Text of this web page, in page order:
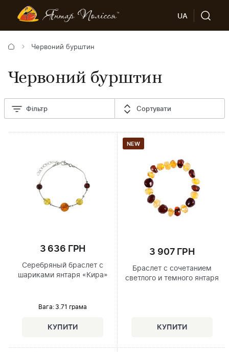
UA
Червоний бурштин
Червоний бурштин
Фільтр Сортувати
3 636 ГРН
Серебряный браслет с
шариками янтаря «Кира»
Вага: 3.71 грама
NEW
3 907 ГРН
Браслет с сочетанием
светлого и темного янтаря